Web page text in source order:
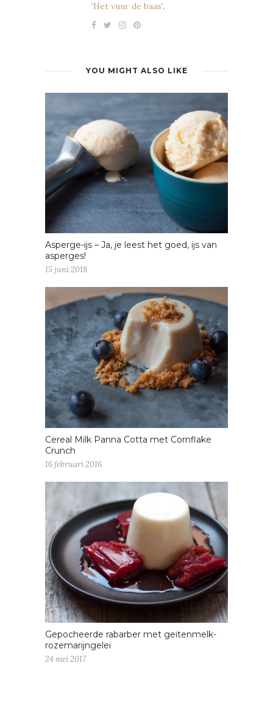
'Het vuur de baas'.
YOU MIGHT ALSO LIKE
Asperge-ijs – Ja, je leest het goed, ijs van
asperges!
15 juni 2018
Cereal Milk Panna Cotta met Cornflake
Crunch
16 februari 2016
Gepocheerde rabarber met geitenmelk-
rozemarijngelei
24 mei 2017